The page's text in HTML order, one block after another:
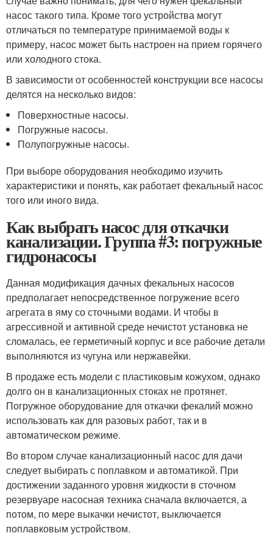
насос такого типа. Кроме того устройства могут
отличаться по температуре принимаемой воды к
примеру, насос может быть настроен на прием горячего
или холодного стока.
В зависимости от особенностей конструкции все насосы
делятся на несколько видов:
Поверхностные насосы.
Погружные насосы.
Полупогружные насосы.
При выборе оборудования необходимо изучить
характеристики и понять, как работает фекальный насос
того или иного вида.
Как выбрать насос для откачки
канализации. Группа #3: погружные
гидронасосы
Данная модификация дачных фекальных насосов
предполагает непосредственное погружение всего
агрегата в яму со сточными водами. И чтобы в
агрессивной и активной среде нечистот установка не
сломалась, ее герметичный корпус и все рабочие детали
выполняются из чугуна или нержавейки.
В продаже есть модели с пластиковым кожухом, однако
долго он в канализационных стоках не протянет.
Погружное оборудование для откачки фекалий можно
использовать как для разовых работ, так и в
автоматическом режиме.
Во втором случае канализационный насос для дачи
следует выбирать с поплавком и автоматикой. При
достижении заданного уровня жидкости в сточном
резервуаре насосная техника сначала включается, а
потом, по мере выкачки нечистот, выключается
поплавковым устройством.